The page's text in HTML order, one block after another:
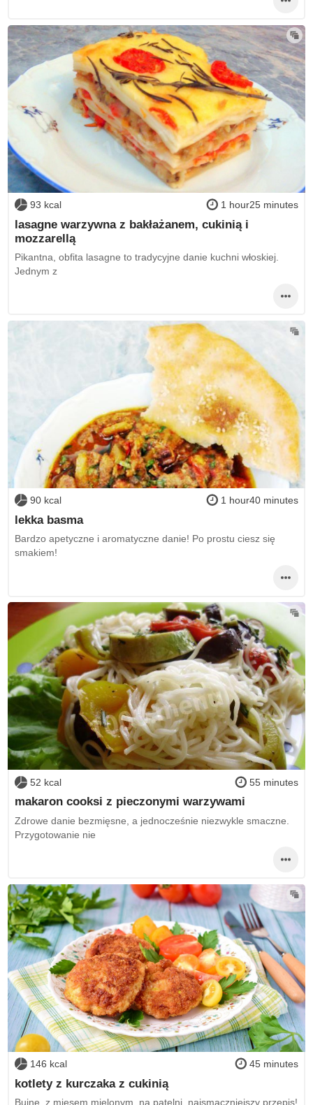
93 kcal 1 hour25 minutes
lasagne warzywna z bakłażanem, cukinią i
mozzarellą
Pikantna, obfita lasagne to tradycyjne danie kuchni włoskiej.
Jednym z
90 kcal 1 hour40 minutes
lekka basma
Bardzo apetyczne i aromatyczne danie! Po prostu ciesz się
smakiem!
52 kcal 55 minutes
makaron cooksi z pieczonymi warzywami
Zdrowe danie bezmięsne, a jednocześnie niezwykle smaczne.
Przygotowanie nie
146 kcal 45 minutes
kotlety z kurczaka z cukinią
Bujne, z mięsem mielonym, na patelni, najsmaczniejszy przepis!